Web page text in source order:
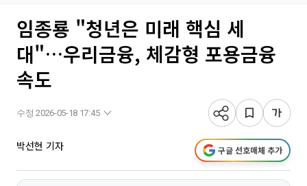
임종룡 "청년은 미래 핵심 세
대"…우리금융, 체감형 포용금융
속도
수정 2026-05-18 17:45
박선현 기자 구글 선호매체 추가